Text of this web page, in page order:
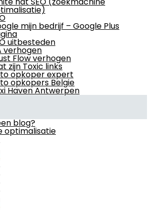
mijn bedrijf – Google Plus
uitbesteden
verhogen
Flow verhogen
zijn Toxic links
opkoper expert
opkopers Belgie
Haven Antwerpen
blog?
optimalisatie